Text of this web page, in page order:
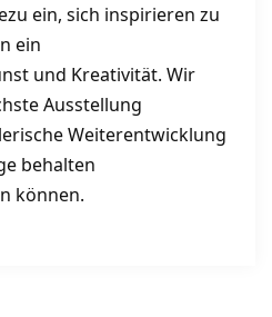
ein, sich inspirieren zu
ein
und Kreativität. Wir
Ausstellung
Weiterentwicklung
behalten
können.